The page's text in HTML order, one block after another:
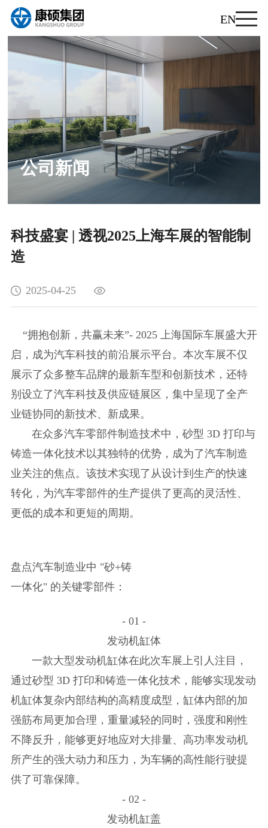
EN
公司新闻
科技盛宴 | 透视2025上海车展的智能制
造
2025-04-25
“拥抱创新，共赢未来”- 2025 上海国际车展盛大开
启，成为汽车科技的前沿展示平台。本次车展不仅
展示了众多整车品牌的最新车型和创新技术，还特
别设立了汽车科技及供应链展区，集中呈现了全产
业链协同的新技术、新成果。
在众多汽车零部件制造技术中，砂型 3D 打印与
铸造一体化技术以其独特的优势，成为了汽车制造
业关注的焦点。该技术实现了从设计到生产的快速
转化，为汽车零部件的生产提供了更高的灵活性、
更低的成本和更短的周期。
盘点汽车制造业中 "砂+铸
一体化" 的关键零部件：
- 01 -
发动机缸体
一款大型发动机缸体在此次车展上引人注目，
通过砂型 3D 打印和铸造一体化技术，能够实现发动
机缸体复杂内部结构的高精度成型，缸体内部的加
强筋布局更加合理，重量减轻的同时，强度和刚性
不降反升，能够更好地应对大排量、高功率发动机
所产生的强大动力和压力，为车辆的高性能行驶提
供了可靠保障。
- 02 -
发动机缸盖